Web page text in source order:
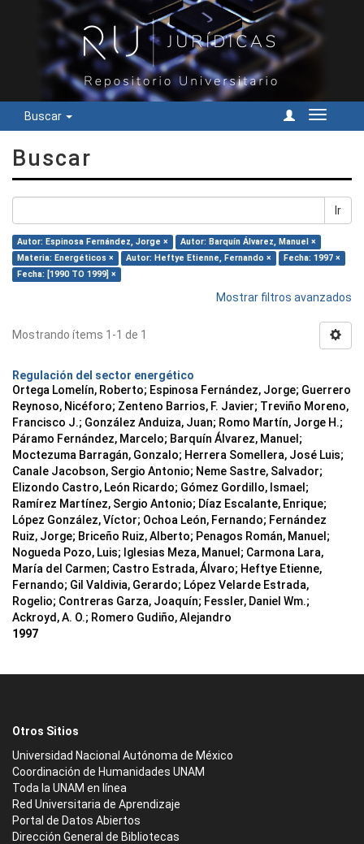
Buscar
Cambiar
Buscar
Ir
Autor: Espinosa Fernández, Jorge ×
Autor: Barquín Álvarez, Manuel ×
Materia: Energéticos ×
Autor: Heftye Etienne, Fernando ×
Fecha: 1997 ×
Fecha: [1990 TO 1999] ×
Mostrar filtros avanzados
Mostrando ítems 1-1 de 1
Regulación del sector energético
Ortega Lomelín, Roberto; Espinosa Fernández, Jorge; Guerrero
Reynoso, Nicéforo; Zenteno Barrios, F. Javier; Treviño Moreno,
Francisco J.; González Anduiza, Juan; Romo Martín, Jorge H.;
Páramo Fernández, Marcelo; Barquín Álvarez, Manuel;
Moctezuma Barragán, Gonzalo; Herrera Somellera, José Luis;
Canale Jacobson, Sergio Antonio; Neme Sastre, Salvador;
Elizondo Castro, León Ricardo; Gómez Gordillo, Ismael;
Ramírez Martínez, Sergio Antonio; Díaz Escalante, Enrique;
López González, Víctor; Ochoa León, Fernando; Fernández
Ruiz, Jorge; Briceño Ruiz, Alberto; Penagos Román, Manuel;
Nogueda Pozo, Luis; Iglesias Meza, Manuel; Carmona Lara,
María del Carmen; Castro Estrada, Álvaro; Heftye Etienne,
Fernando; Gil Valdivia, Gerardo; López Velarde Estrada,
Rogelio; Contreras Garza, Joaquín; Fessler, Daniel Wm.;
Ackroyd, A. O.; Romero Gudiño, Alejandro
1997
Otros Sitios
Universidad Nacional Autónoma de México
Coordinación de Humanidades UNAM
Toda la UNAM en línea
Red Universitaria de Aprendizaje
Portal de Datos Abiertos
Dirección General de Bibliotecas